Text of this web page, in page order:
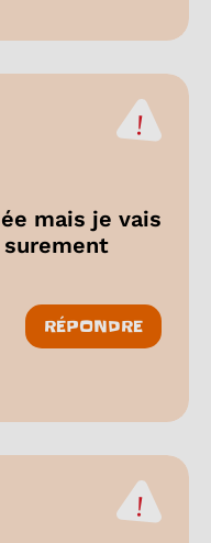
mais je vais
RÉPONDRE